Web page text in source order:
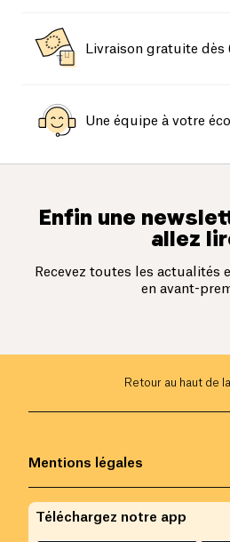
Livraison gratuite dès
Une équipe à votre
Enfin une
allez
Recevez toutes les actualités
en avant-
Retour au haut de
Mentions légales
Téléchargez notre app